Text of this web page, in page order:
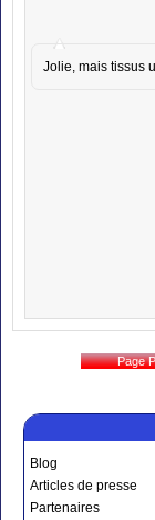
Blog
Articles de presse
Partenaires
Jolie, mais tissus